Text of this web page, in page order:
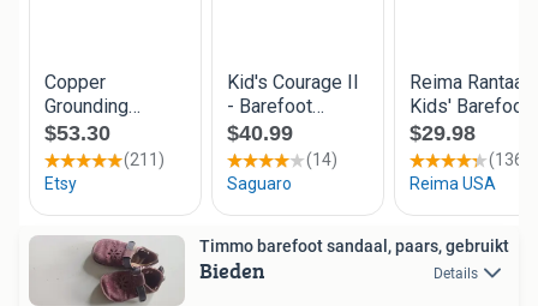
Timmo barefoot sandaal, paars, gebruikt
Bieden Details